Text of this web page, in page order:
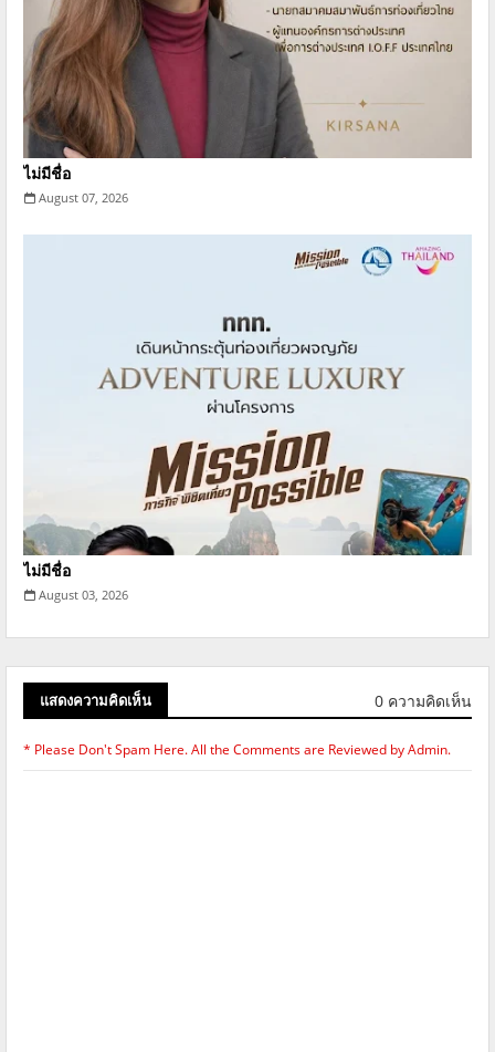
ไม่มีชื่อ
August 07, 2026
ไม่มีชื่อ
August 03, 2026
แสดงความคิดเห็น 0 ความคิดเห็น
* Please Don't Spam Here. All the Comments are Reviewed by Admin.